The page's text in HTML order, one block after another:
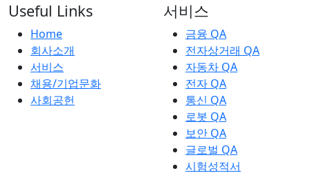
Useful Links
Home
회사소개
서비스
채용/기업문화
사회공헌
서비스
금융 QA
전자상거래 QA
자동차 QA
전자 QA
통신 QA
로봇 QA
보안 QA
글로벌 QA
시험성적서